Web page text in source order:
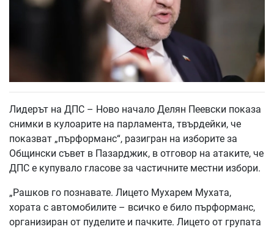
Лидерът на ДПС – Ново начало Делян Пеевски показа
снимки в кулоарите на парламента, твърдейки, че
показват „пърформанс“, разигран на изборите за
Общински съвет в Пазарджик, в отговор на атаките, че
ДПС е купувало гласове за частичните местни избори.
„Рашков го познавате. Лицето Мухарем Мухата,
хората с автомобилите – всичко е било пърформанс,
организиран от пуделите и пачките. Лицето от групата